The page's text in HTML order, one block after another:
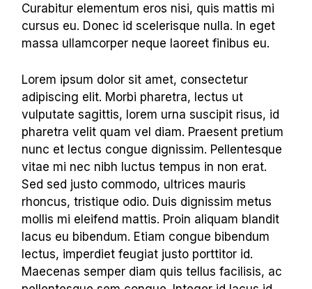
Curabitur elementum eros nisi, quis mattis mi
cursus eu. Donec id scelerisque nulla. In eget
massa ullamcorper neque laoreet finibus eu.
Lorem ipsum dolor sit amet, consectetur
adipiscing elit. Morbi pharetra, lectus ut
vulputate sagittis, lorem urna suscipit risus, id
pharetra velit quam vel diam. Praesent pretium
nunc et lectus congue dignissim. Pellentesque
vitae mi nec nibh luctus tempus in non erat.
Sed sed justo commodo, ultrices mauris
rhoncus, tristique odio. Duis dignissim metus
mollis mi eleifend mattis. Proin aliquam blandit
lacus eu bibendum. Etiam congue bibendum
lectus, imperdiet feugiat justo porttitor id.
Maecenas semper diam quis tellus facilisis, ac